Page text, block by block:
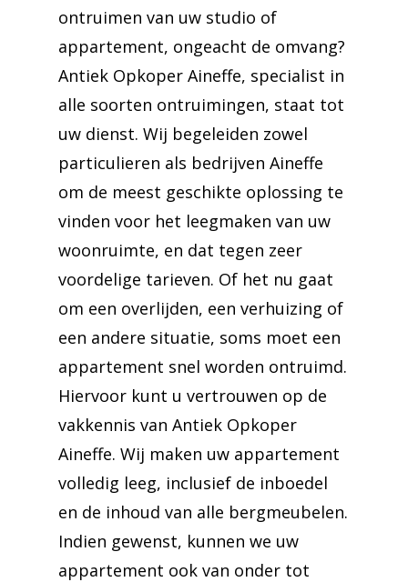
ontruimen van uw studio of
appartement, ongeacht de omvang?
Antiek Opkoper Aineffe, specialist in
alle soorten ontruimingen, staat tot
uw dienst. Wij begeleiden zowel
particulieren als bedrijven Aineffe
om de meest geschikte oplossing te
vinden voor het leegmaken van uw
woonruimte, en dat tegen zeer
voordelige tarieven. Of het nu gaat
om een overlijden, een verhuizing of
een andere situatie, soms moet een
appartement snel worden ontruimd.
Hiervoor kunt u vertrouwen op de
vakkennis van Antiek Opkoper
Aineffe. Wij maken uw appartement
volledig leeg, inclusief de inboedel
en de inhoud van alle bergmeubelen.
Indien gewenst, kunnen we uw
appartement ook van onder tot